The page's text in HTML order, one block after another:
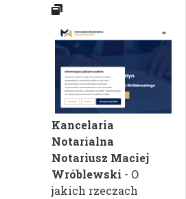
Kancelaria
Notarialna
Notariusz Maciej
Wróblewski - O
jakich rzeczach